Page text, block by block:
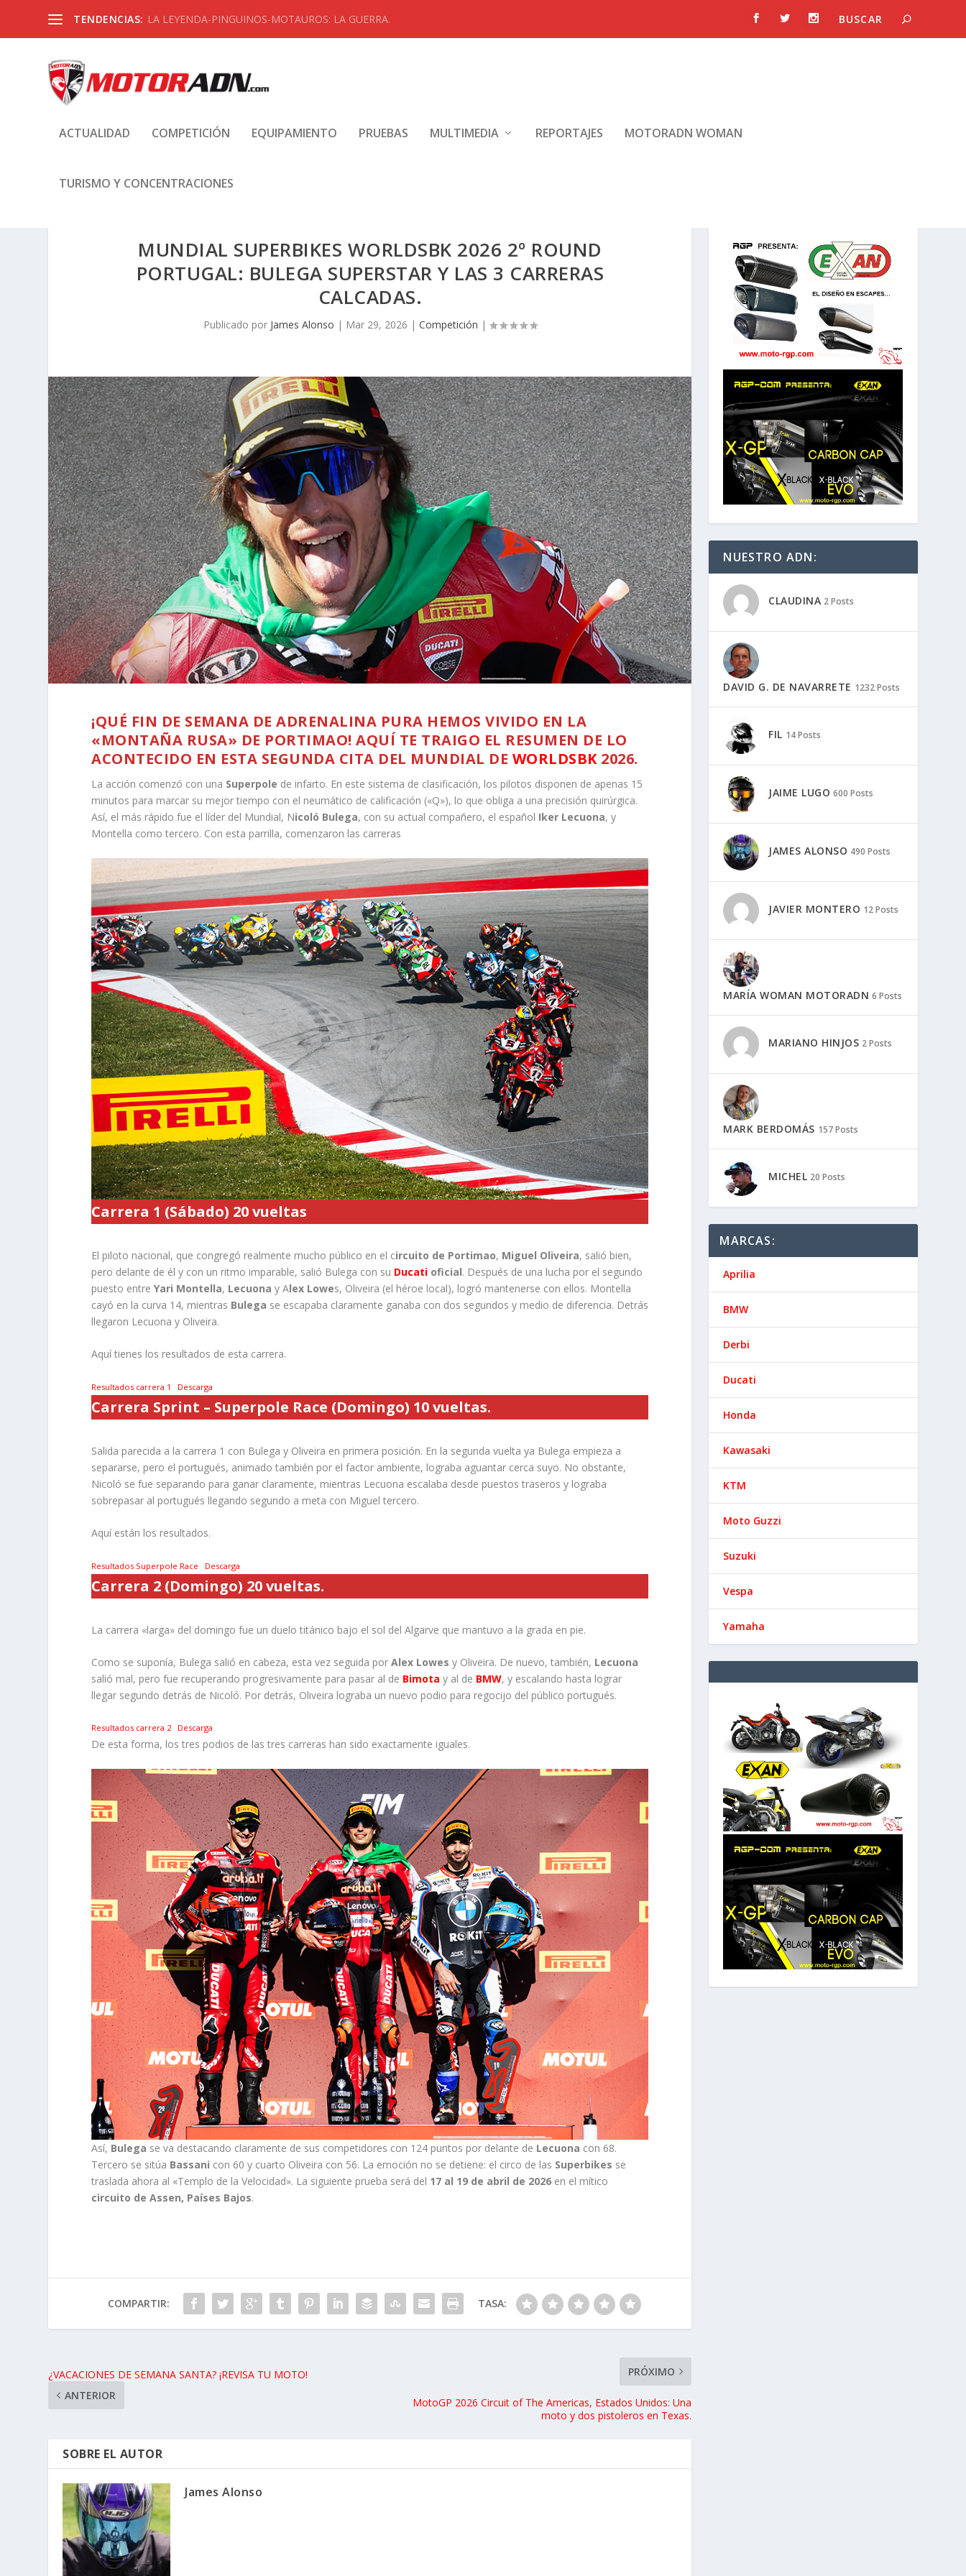
TENDENCIAS: LA LEYENDA-PINGUINOS-MOTAUROS: LA GUERRA.
ACTUALIDAD COMPETICIÓN EQUIPAMIENTO PRUEBAS MULTIMEDIA REPORTAJES MOTORADN WOMAN
TURISMO Y CONCENTRACIONES
MUNDIAL SUPERBIKES WORLDSBK 2026 2º ROUND
PORTUGAL: BULEGA SUPERSTAR Y LAS 3 CARRERAS
CALCADAS.
Publicado por James Alonso | Mar 29, 2026 | Competición |
¡QUÉ FIN DE SEMANA DE ADRENALINA PURA HEMOS VIVIDO EN LA
«MONTAÑA RUSA» DE PORTIMAO! AQUÍ TE TRAIGO EL RESUMEN DE LO
ACONTECIDO EN ESTA SEGUNDA CITA DEL MUNDIAL DE WORLDSBK 2026.
La acción comenzó con una Superpole de infarto. En este sistema de clasificación, los pilotos disponen de apenas 15
minutos para marcar su mejor tiempo con el neumático de calificación («Q»), lo que obliga a una precisión quirúrgica.
Así, el más rápido fue el líder del Mundial, Nicoló Bulega, con su actual compañero, el español Iker Lecuona, y
Montella como tercero. Con esta parrilla, comenzaron las carreras
Carrera 1 (Sábado) 20 vueltas
El piloto nacional, que congregó realmente mucho público en el circuito de Portimao, Miguel Oliveira, salió bien,
pero delante de él y con un ritmo imparable, salió Bulega con su Ducati oficial. Después de una lucha por el segundo
puesto entreYari Montella, Lecuona y Alex Lowes, Oliveira (el héroe local), logró mantenerse con ellos. Montella
cayó en la curva 14, mientras Bulega se escapaba claramente ganaba con dos segundos y medio de diferencia. Detrás
llegaron Lecuona y Oliveira.
Aquí tienes los resultados de esta carrera.
Resultados carrera 1 Descarga
Carrera Sprint – Superpole Race (Domingo) 10 vueltas.
Salida parecida a la carrera 1 con Bulega y Oliveira en primera posición. En la segunda vuelta ya Bulega empieza a
separarse, pero el portugués, animado también por el factor ambiente, lograba aguantar cerca suyo. No obstante,
Nicoló se fue separando para ganar claramente, mientras Lecuona escalaba desde puestos traseros y lograba
sobrepasar al portugués llegando segundo a meta con Miguel tercero.
Aquí están los resultados.
Resultados Superpole Race Descarga
Carrera 2 (Domingo) 20 vueltas.
La carrera «larga» del domingo fue un duelo titánico bajo el sol del Algarve que mantuvo a la grada en pie.
Como se suponía, Bulega salió en cabeza, esta vez seguida porAlex Lowesy Oliveira. De nuevo, también, Lecuona
salió mal, pero fue recuperando progresivamente para pasar al de Bimota y al de BMW, y escalando hasta lograr
llegar segundo detrás de Nicoló. Por detrás, Oliveira lograba un nuevo podio para regocijo del público portugués.
Resultados carrera 2 Descarga
De esta forma, los tres podios de las tres carreras han sido exactamente iguales.
Así, Bulega se va destacando claramente de sus competidores con 124 puntos por delante de Lecuona con 68.
Tercero se sitúa Bassani con 60 y cuarto Oliveira con 56. La emoción no se detiene: el circo de las Superbikes se
traslada ahora al «Templo de la Velocidad». La siguiente prueba será del 17 al 19 de abril de 2026 en el mítico
circuito de Assen, Países Bajos.
COMPARTIR: TASA:
¿VACACIONES DE SEMANA SANTA? ¡REVISA TU MOTO!
ANTERIOR
PRÓXIMO
MotoGP 2026 Circuit of The Americas, Estados Unidos: Una
moto y dos pistoleros en Texas.
SOBRE EL AUTOR
James Alonso
NUESTRO ADN:
CLAUDINA 2 Posts
DAVID G. DE NAVARRETE 1232 Posts
FIL 14 Posts
JAIME LUGO 600 Posts
JAMES ALONSO 490 Posts
JAVIER MONTERO 12 Posts
MARÍA WOMAN MOTORADN 6 Posts
MARIANO HINJOS 2 Posts
MARK BERDOMÁS 157 Posts
MICHEL 20 Posts
MARCAS:
Aprilia
BMW
Derbi
Ducati
Honda
Kawasaki
KTM
Moto Guzzi
Suzuki
Vespa
Yamaha